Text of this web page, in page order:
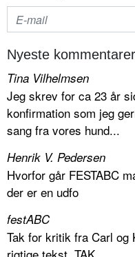
Nyeste kommentarer
Tina Vilhelmsen
Jeg skrev for ca 23 år
konfirmation som jeg
sang fra vores hund...
Henrik V. Pedersen
Hvorfor går FESTABC
der er en udfo
festABC
Tak for kritik fra Carl